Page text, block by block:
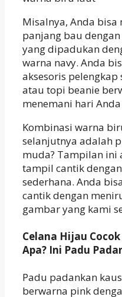
Misalnya, Anda
panjang bau
yang dipadukan
warna navy. Anda
aksesoris
atau topi beanie
menemani hari
Kombinasi warna
selanjutnya adalah
muda? Tampilan ini
tampil cantik
sederhana. Anda
cantik dengan
gambar yang kami
Celana Hijau
Apa? Ini Padu
Padu padankan
berwarna pink